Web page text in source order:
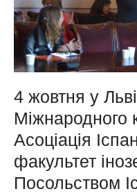
4 жовтня у
Міжнародного
Асоціація
факультет
Посольством